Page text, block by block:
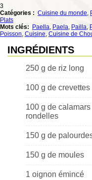
3
Catégories : Cuisine du monde,
Plats
Mots clés:
Paella, Paela, Pailla,
Poisson, Cuisine, Cuisine de
INGRÉDIENTS
250 g de riz long
100 g de
100 g de
rondelles
150 g de
150 g de moules
1 oignon émincé